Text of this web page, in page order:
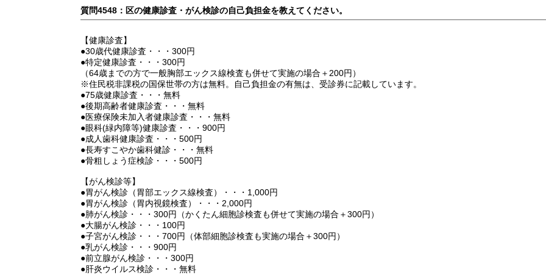
質問4548：区の健康診査・がん検診の自己負担金を教えてください。
【健康診査】
●30歳代健康診査・・・300円
●特定健康診査・・・300円
（64歳までの方で一般胸部エックス線検査も併せて実施の場合＋200円）
※住民税非課税の国保世帯の方は無料。自己負担金の有無は、受診券に記載しています。
●75歳健康診査・・・無料
●後期高齢者健康診査・・・無料
●医療保険未加入者健康診査・・・無料
●眼科(緑内障等)健康診査・・・900円
●成人歯科健康診査・・・500円
●長寿すこやか歯科健診・・・無料
●骨粗しょう症検診・・・500円
【がん検診等】
●胃がん検診（胃部エックス線検査）・・・1,000円
●胃がん検診（胃内視鏡検査）・・・2,000円
●肺がん検診・・・300円（かくたん細胞診検査も併せて実施の場合＋300円）
●大腸がん検診・・・100円
●子宮がん検診・・・700円（体部細胞診検査も実施の場合＋300円）
●乳がん検診・・・900円
●前立腺がん検診・・・300円
●肝炎ウイルス検診・・・無料